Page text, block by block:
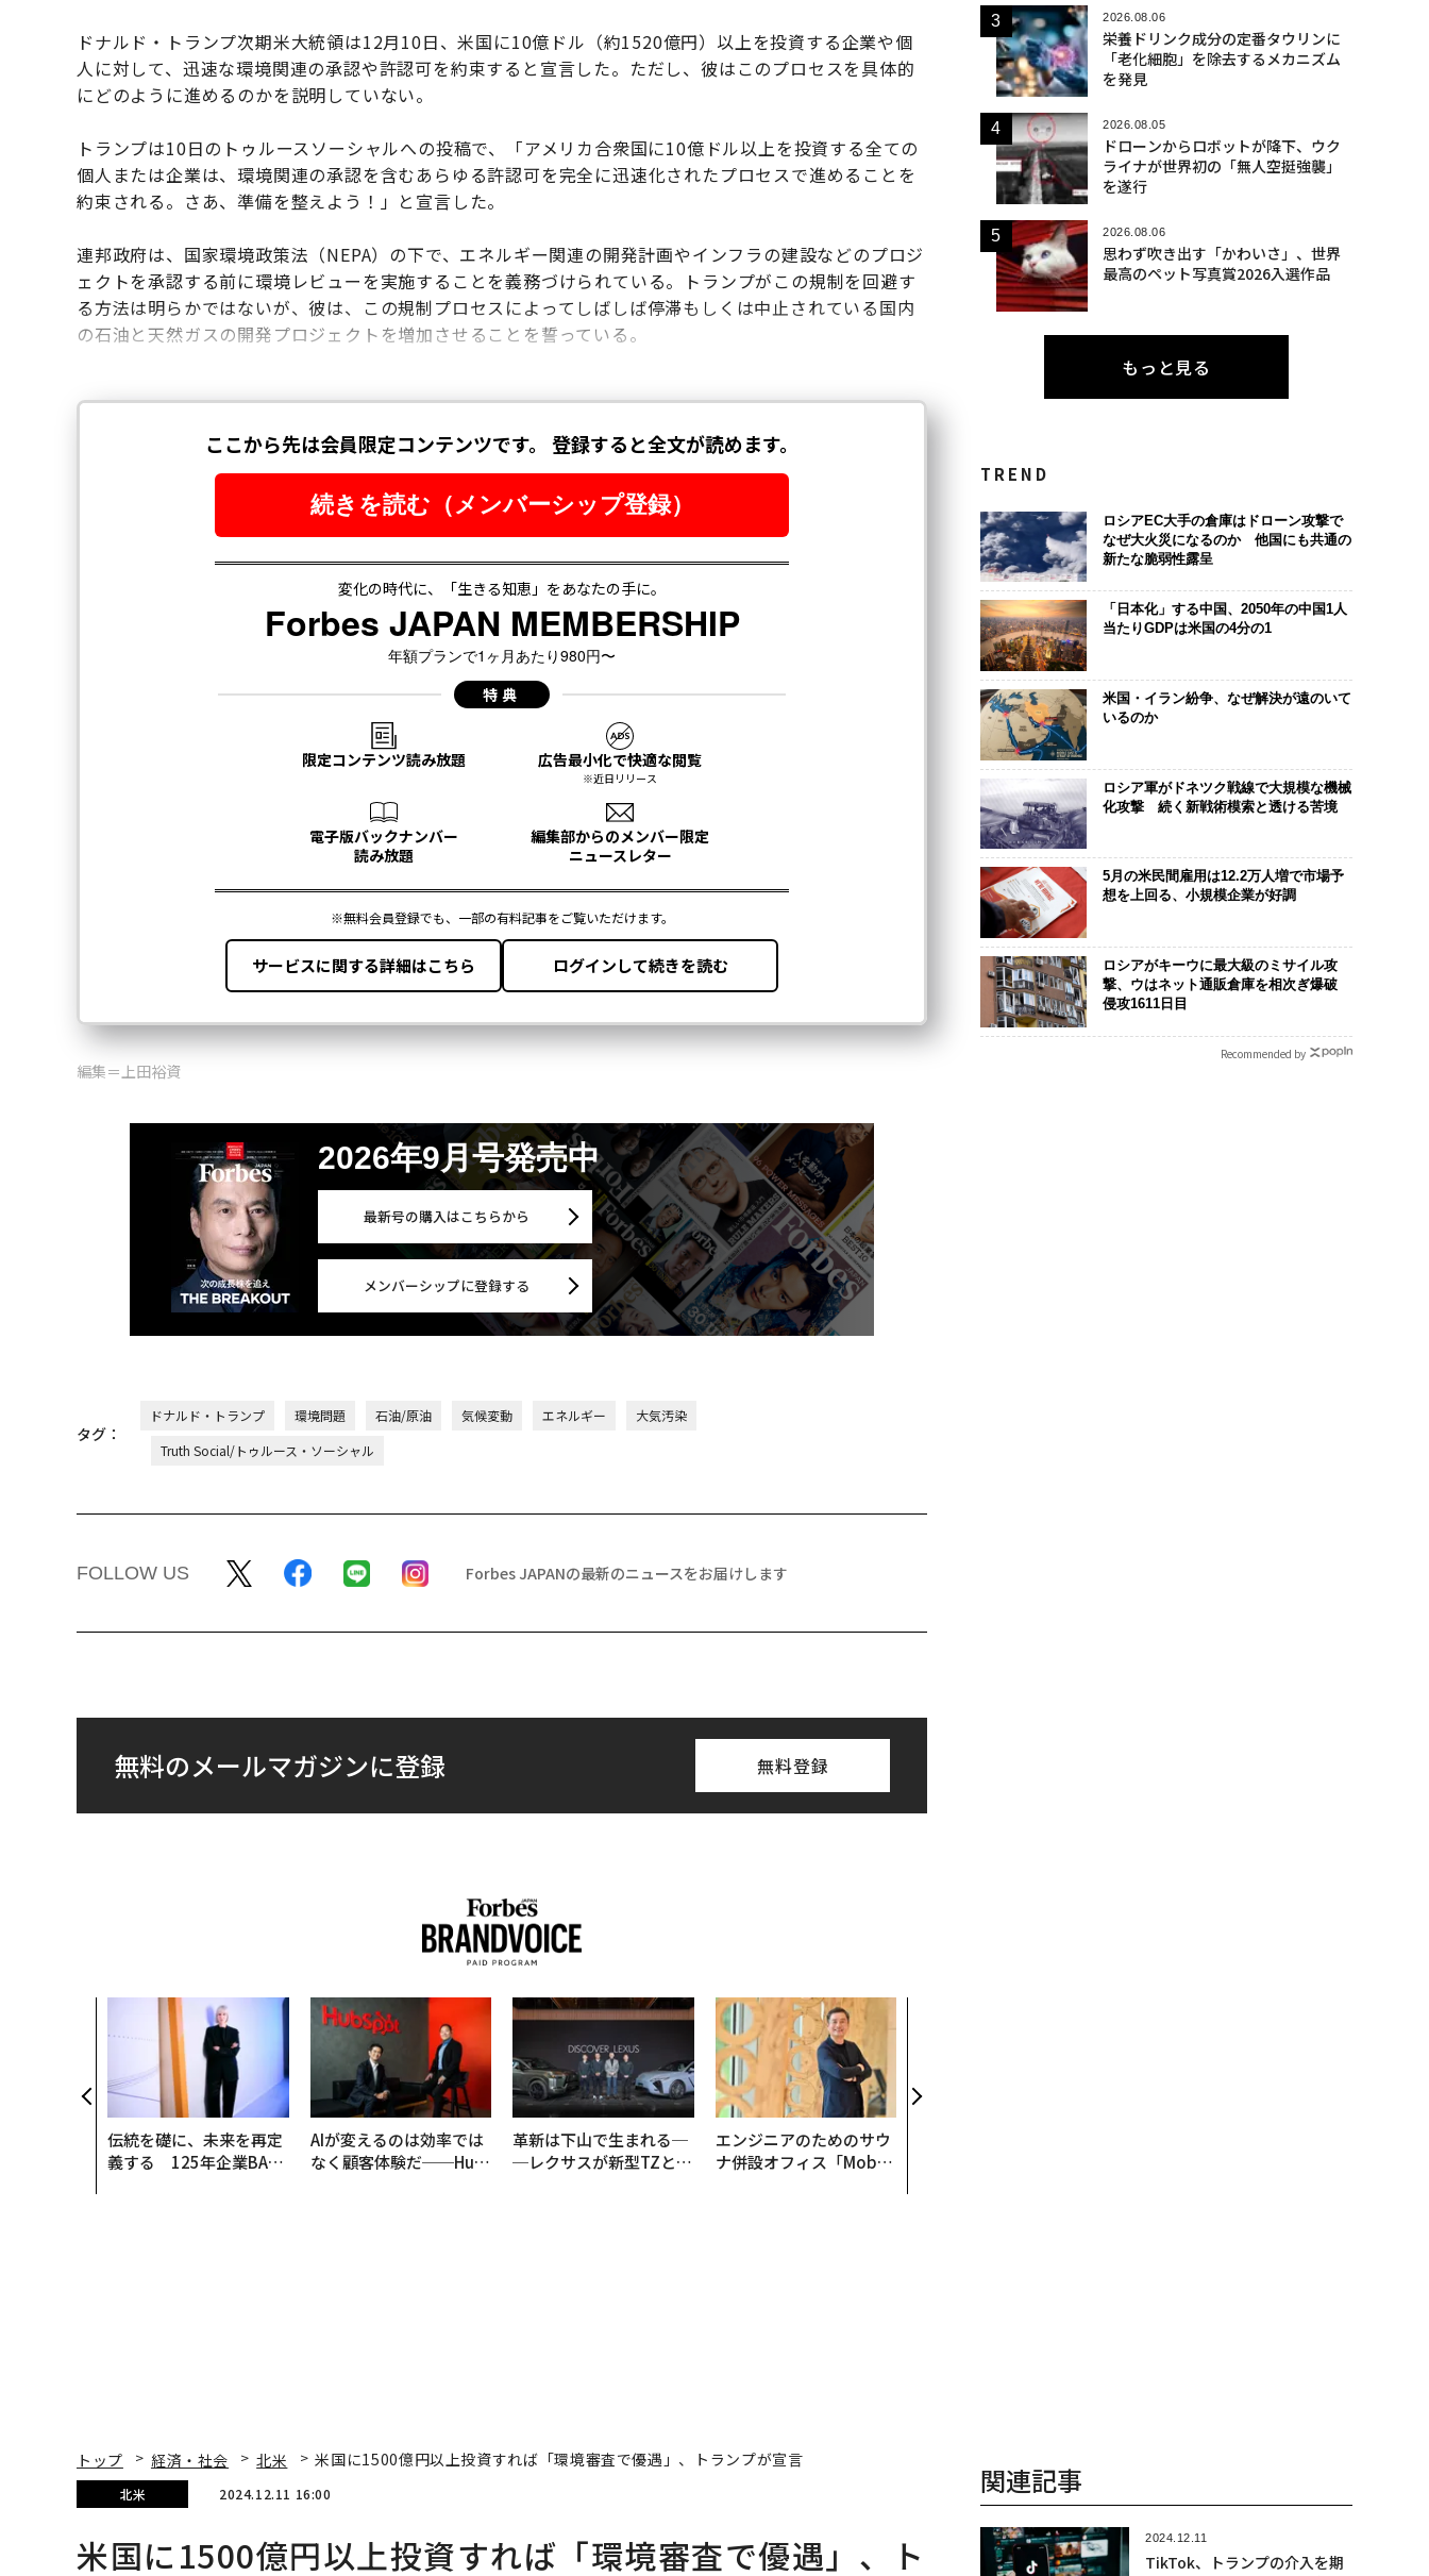
ドナルド・トランプ次期米大統領は12月10日、米国に10億ドル（約1520億円）以上を投資する企業や個
人に対して、迅速な環境関連の承認や許認可を約束すると宣言した。ただし、彼はこのプロセスを具体的
にどのように進めるのかを説明していない。
トランプは10日のトゥルースソーシャルへの投稿で、「アメリカ合衆国に10億ドル以上を投資する全ての
個人または企業は、環境関連の承認を含むあらゆる許認可を完全に迅速化されたプロセスで進めることを
約束される。さあ、準備を整えよう！」と宣言した。
連邦政府は、国家環境政策法（NEPA）の下で、エネルギー関連の開発計画やインフラの建設などのプロジ
ェクトを承認する前に環境レビューを実施することを義務づけられている。トランプがこの規制を回避す
る方法は明らかではないが、彼は、この規制プロセスによってしばしば停滞もしくは中止されている国内
の石油と天然ガスの開発プロジェクトを増加させることを誓っている。
編集＝上田裕資
2026年9月号発売中
最新号の購入はこちらから
メンバーシップに登録する
タグ：
ドナルド・トランプ 環境問題 石油/原油 気候変動 エネルギー
大気汚染
Truth Social/トゥルース・ソーシャル
FOLLOW US Forbes JAPANの最新のニュースをお届けします
無料のメールマガジンに登録 無料登録
伝統を礎に、未来を再定
義する 125年企業BAT
AIが変えるのは効率では
なく顧客体験だ──Hub
革新は下山で生まれる─
─レクサスが新型TZとE
エンジニアのためのサウ
ナ併設オフィス「Mobiu
年の答え
2026.08.06
栄養ドリンク成分の定番タウリンに
「老化細胞」を除去するメカニズム
を発見
2026.08.05
ドローンからロボットが降下、ウク
ライナが世界初の「無人空挺強襲」
を遂行
2026.08.06
思わず吹き出す「かわいさ」、世界
最高のペット写真賞2026入選作品
もっと見る
TREND
ロシアEC大手の倉庫はドローン攻撃で
なぜ大火災になるのか 他国にも共通の
新たな脆弱性露呈
「日本化」する中国、2050年の中国1人
当たりGDPは米国の4分の1
米国・イラン紛争、なぜ解決が遠のいて
いるのか
ロシア軍がドネツク戦線で大規模な機械
化攻撃 続く新戦術模索と透ける苦境
5月の米民間雇用は12.2万人増で市場予
想を上回る、小規模企業が好調
ロシアがキーウに最大級のミサイル攻
撃、ウはネット通販倉庫を相次ぎ爆破
侵攻1611日目
Recommended by
トップ 経済・社会 北米 米国に1500億円以上投資すれば「環境審査で優遇」、トランプが宣言
北米 2024.12.11 16:00
米国に1500億円以上投資すれば「環境審査で優遇」、ト
関連記事
2024.12.11
TikTok、トランプの介入を期